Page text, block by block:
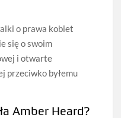
o prawa kobiet
się o swoim
i otwarte
przeciwko byłemu
Amber Heard?